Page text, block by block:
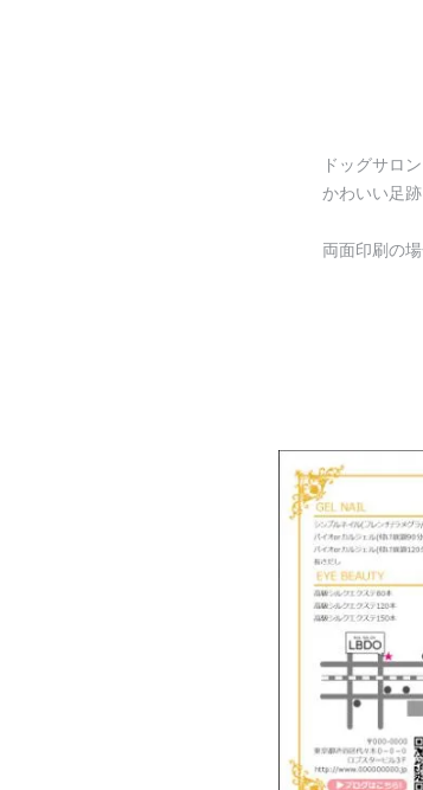
ドッグサロ
かわいい足
両面印刷の